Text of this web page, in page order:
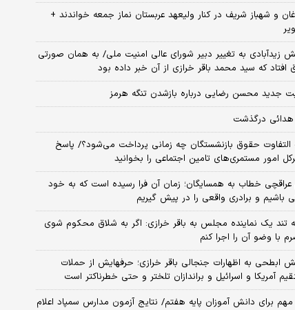
و شهباز شریف در کنار ولیعهد عربستان نماز جمعه خواندند +
زیدآبادی به تغییر دبیر شورای عالی امنیت ملی/ به همان صورتی
افتاد که سید محمد باقر خرازی از آن خبر داده بود
جدید محسن رضایی درباره بازشدن تنگه هرمز
هدائی درگذشت
التفاوت حقوق بازنشستگان چه زمانی پرداخت می‌شود؟/ پاسخ
امور مستمری‌های تامین اجتماعی را بخوانید
عراقچی خطاب به همسایگان؛ زمان آن فرا رسیده است که به خود
باشیم و برادری واقعی را در پیش گیریم
تند یک نماینده مجلس به باقر خرازی: اگر به شلاق محکوم شوی
با وضو آن را اجرا کنم
ابطحی به اظهارات جنجالی باقر خرازی؛ حرفهایش از حملات
آمریکا و اسرائیل و براندازان تلختر و حتی خطرناکتر است
برای دانش آموزان پایه هفتم/ نتایج آزمون مدارس سمپاد اعلام